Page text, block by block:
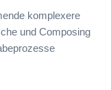
komplexere
und Composing